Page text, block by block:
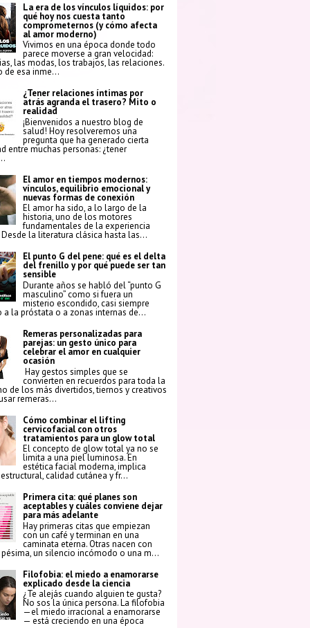
La era de los vínculos líquidos: por
qué hoy nos cuesta tanto
comprometernos (y cómo afecta
al amor moderno)
Vivimos en una época donde todo
parece moverse a gran velocidad:
las modas, los trabajos, las relaciones.
de esa inme...
¿Tener relaciones íntimas por
atrás agranda el trasero? Mito o
realidad
¡Bienvenidos a nuestro blog de
salud! Hoy resolveremos una
pregunta que ha generado cierta
entre muchas personas: ¿tener
El amor en tiempos modernos:
vínculos, equilibrio emocional y
nuevas formas de conexión
El amor ha sido, a lo largo de la
historia, uno de los motores
fundamentales de la experiencia
la literatura clásica hasta las...
El punto G del pene: qué es el delta
del frenillo y por qué puede ser tan
sensible
Durante años se habló del “punto G
masculino” como si fuera un
misterio escondido, casi siempre
a la próstata o a zonas internas de...
Remeras personalizadas para
parejas: un gesto único para
celebrar el amor en cualquier
ocasión
Hay gestos simples que se
convierten en recuerdos para toda la
de los más divertidos, tiernos y creativos
remeras...
Cómo combinar el lifting
cervicofacial con otros
tratamientos para un glow total
El concepto de glow total ya no se
limita a una piel luminosa. En
estética facial moderna, implica
calidad cutánea y fr...
Primera cita: qué planes son
aceptables y cuáles conviene dejar
para más adelante
Hay primeras citas que empiezan
con un café y terminan en una
caminata eterna. Otras nacen con
un silencio incómodo o una m...
Filofobia: el miedo a enamorarse
explicado desde la ciencia
¿Te alejás cuando alguien te gusta?
No sos la única persona. La filofobia
—el miedo irracional a enamorarse
— está creciendo en una época